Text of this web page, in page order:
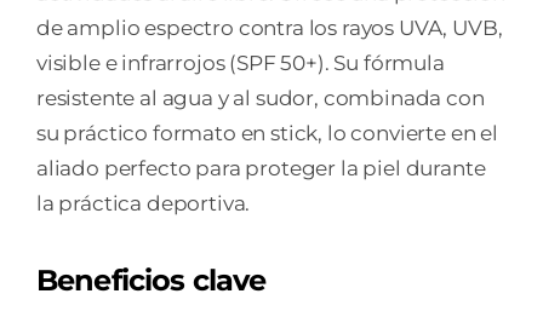
de amplio espectro contra los rayos UVA, UVB,
visible e infrarrojos (SPF 50+). Su fórmula
resistente al agua y al sudor, combinada con
su práctico formato en stick, lo convierte en el
aliado perfecto para proteger la piel durante
la práctica deportiva.
Beneficios clave